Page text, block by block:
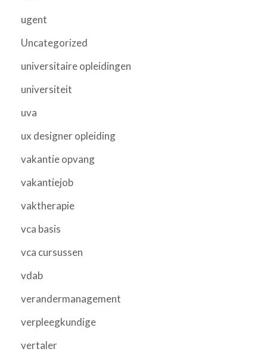
ugent
Uncategorized
universitaire opleidingen
universiteit
uva
ux designer opleiding
vakantie opvang
vakantiejob
vaktherapie
vca basis
vca cursussen
vdab
verandermanagement
verpleegkundige
vertaler